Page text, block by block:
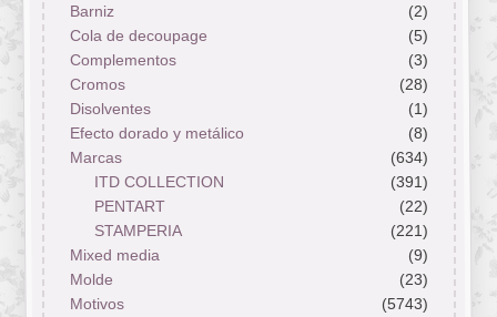
Barniz
(2)
Cola de decoupage
(5)
Complementos
(3)
Cromos
(28)
Disolventes
(1)
Efecto dorado y metálico
(8)
Marcas
(634)
ITD COLLECTION
(391)
PENTART
(22)
STAMPERIA
(221)
Mixed media
(9)
Molde
(23)
Motivos
(5743)